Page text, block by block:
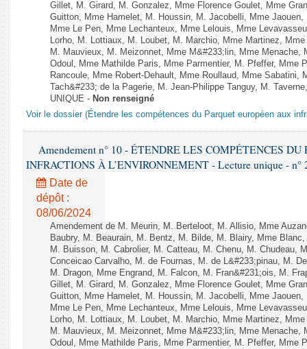
Gillet, M. Girard, M. Gonzalez, Mme Florence Goulet, Mme
Guitton, Mme Hamelet, M. Houssin, M. Jacobelli, Mme
Mme Le Pen, Mme Lechanteux, Mme Lelouis, Mme
Lorho, M. Lottiaux, M. Loubet, M. Marchio, Mme Martinez,
M. Mauvieux, M. Meizonnet, Mme M&#233;lin, Mme Menache,
Odoul, Mme Mathilde Paris, Mme Parmentier, M. Pfeffer, Mme
Rancoule, Mme Robert-Dehault, Mme Roullaud, Mme
Tach&#233; de la Pagerie, M. Jean-Philippe Tanguy, M.
UNIQUE - Non renseigné
Voir le dossier (Étendre les compétences du Parquet européen aux
Amendement n° 10 - ÉTENDRE LES COMPÉTENCES
INFRACTIONS À L’ENVIRONNEMENT - Lecture unique - n°
Date de
dépôt :
08/06/2024
Amendement de M. Meurin, M. Berteloot, M. Allisio, Mme
Baubry, M. Beaurain, M. Bentz, M. Bilde, M. Blairy, Mme
M. Buisson, M. Cabrolier, M. Catteau, M. Chenu, M. Chudeau,
Conceicao Carvalho, M. de Fournas, M. de L&#233;pinau, M.
M. Dragon, Mme Engrand, M. Falcon, M. Fran&#231;ois, M.
Gillet, M. Girard, M. Gonzalez, Mme Florence Goulet, Mme
Guitton, Mme Hamelet, M. Houssin, M. Jacobelli, Mme
Mme Le Pen, Mme Lechanteux, Mme Lelouis, Mme
Lorho, M. Lottiaux, M. Loubet, M. Marchio, Mme Martinez,
M. Mauvieux, M. Meizonnet, Mme M&#233;lin, Mme Menache,
Odoul, Mme Mathilde Paris, Mme Parmentier, M. Pfeffer, Mme